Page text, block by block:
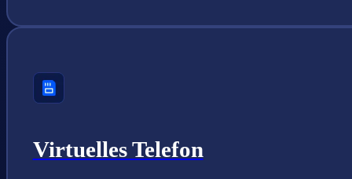
Virtuelles Telefon